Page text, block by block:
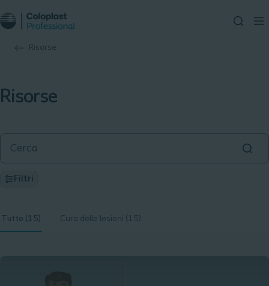
Risorse
Risorse
Filtri
Tutto (15) Cura delle lesioni (15)